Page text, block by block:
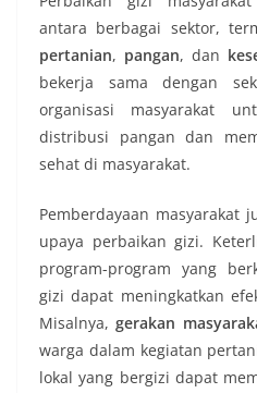
antara berbagai sektor,
pertanian, pangan, dan
bekerja sama dengan
organisasi masyarakat
distribusi pangan dan
sehat di masyarakat.
Pemberdayaan masyarakat
upaya perbaikan gizi.
program-program yang
gizi dapat meningkatkan
Misalnya,gerakan
warga dalam kegiatan
lokal yang bergizi dapat